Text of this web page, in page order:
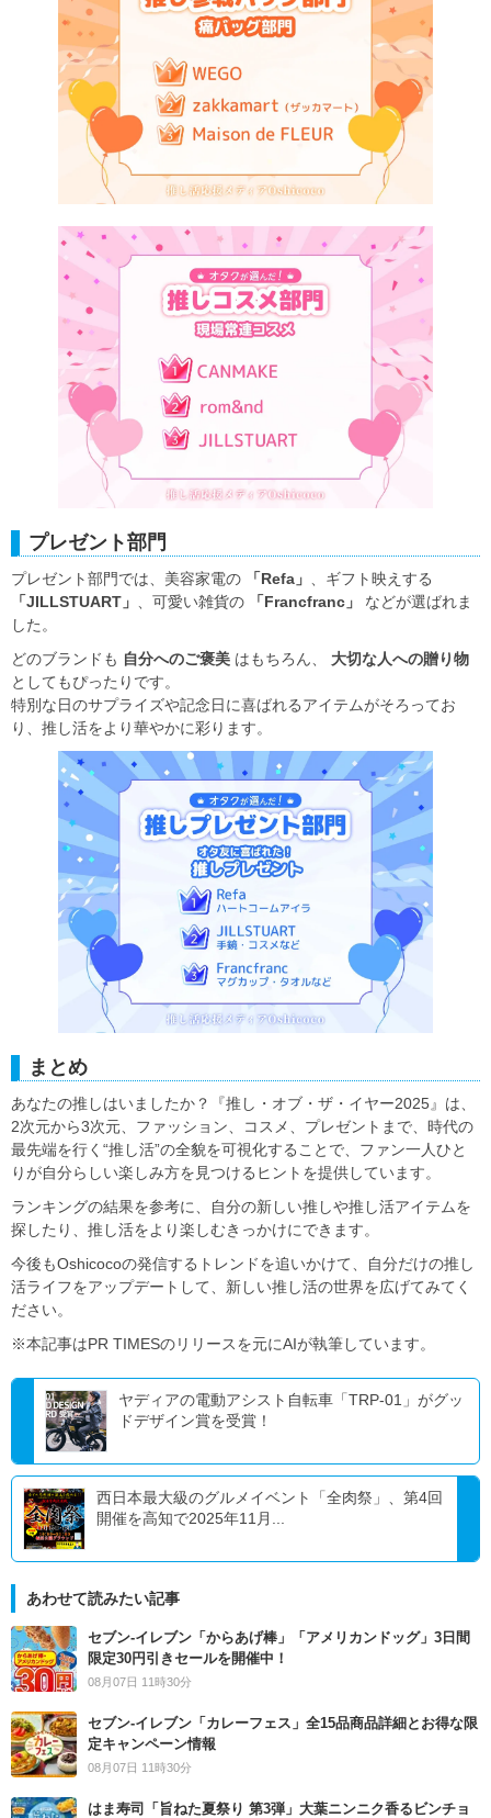
プレゼント部門
プレゼント部門では、美容家電の 「Refa」
、ギフト映えする
「JILLSTUART」
、可愛い雑貨の 「Francfranc」
などが選ばれま
した。
どのブランドも 自分へのご褒美 はもちろん、 大切な人への贈り物
としてもぴったりです。
特別な日のサプライズや記念日に喜ばれるアイテムがそろってお
り、推し活をより華やかに彩ります。
まとめ
あなたの推しはいましたか？『推し・オブ・ザ・イヤー2025』は、
2次元から3次元、ファッション、コスメ、プレゼントまで、時代の
最先端を行く“推し活”の全貌を可視化することで、ファン一人ひと
りが自分らしい楽しみ方を見つけるヒントを提供しています。
ランキングの結果を参考に、自分の新しい推しや推し活アイテムを
探したり、推し活をより楽しむきっかけにできます。
今後もOshicocoの発信するトレンドを追いかけて、自分だけの推し
活ライフをアップデートして、新しい推し活の世界を広げてみてく
ださい。
※本記事はPR TIMESのリリースを元にAIが執筆しています。
ヤディアの電動アシスト自転車「TRP-01」がグッ
ドデザイン賞を受賞！
西日本最大級のグルメイベント「全肉祭」、第4回
開催を高知で2025年11月...
あわせて読みたい記事
セブン‐イレブン「からあげ棒」「アメリカンドッグ」3日間
限定30円引きセールを開催中！
08月07日 11時30分
セブン‐イレブン「カレーフェス」全15品商品詳細とお得な限
定キャンペーン情報
08月07日 11時30分
はま寿司「旨ねた夏祭り 第3弾」大葉ニンニク香るビンチョ